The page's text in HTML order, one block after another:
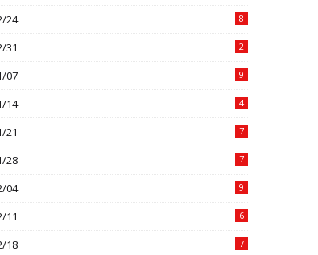
24 8
31 2
07 9
14 4
21 7
28 7
04 9
11 6
18 7